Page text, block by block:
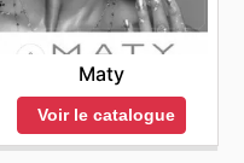
Maty
Voir le catalogue